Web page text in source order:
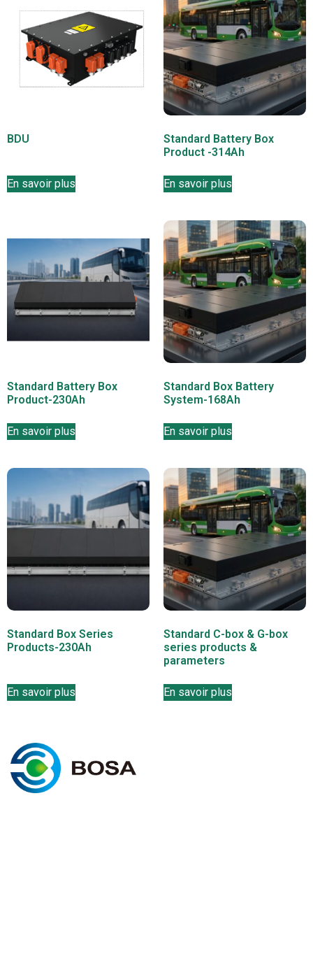
BDU
En savoir plus
Standard Battery Box
Product -314Ah
En savoir plus
Standard Battery Box
Product-230Ah
En savoir plus
Standard Box Battery
System-168Ah
En savoir plus
Standard Box Series
Products-230Ah
En savoir plus
Standard C-box & G-box
series products &
parameters
En savoir plus